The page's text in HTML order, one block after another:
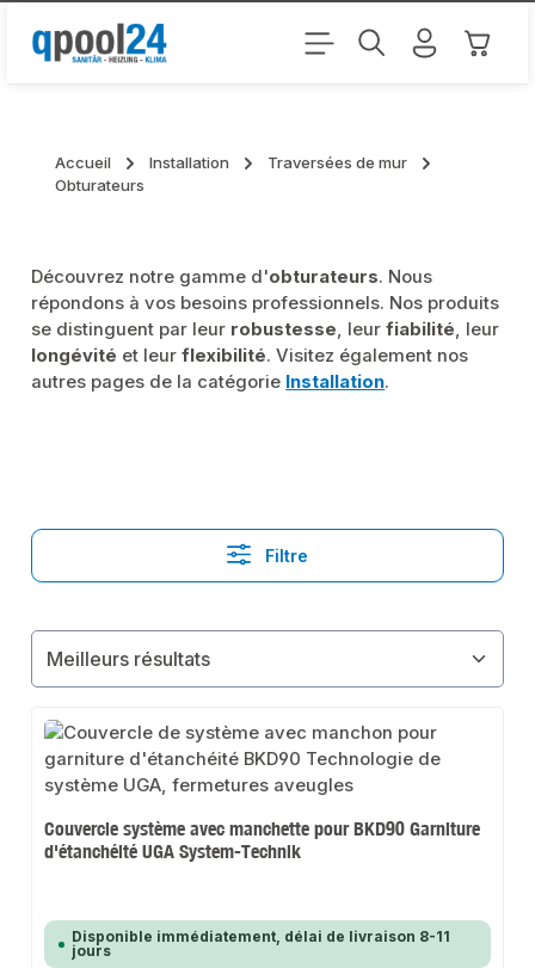
Passer au contenu principal Le
Accueil Installation
Traversées de mur
Obturateurs
Découvrez notre gamme d'obturateurs. Nous
répondons à vos besoins professionnels. Nos produits
se distinguent par leur robustesse, leurfiabilité, leur
longévité et leurflexibilité. Visitez également nos
autres pages de la catégorie Installation.
Filtre
Couvercle système avec manchette pour BKD90 Garniture
d'étanchéité UGA System-Technik
Disponible immédiatement, délai de livraison 8-11
jours